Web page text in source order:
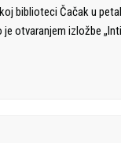
biblioteci Čačak u
otvaranjem izložbe